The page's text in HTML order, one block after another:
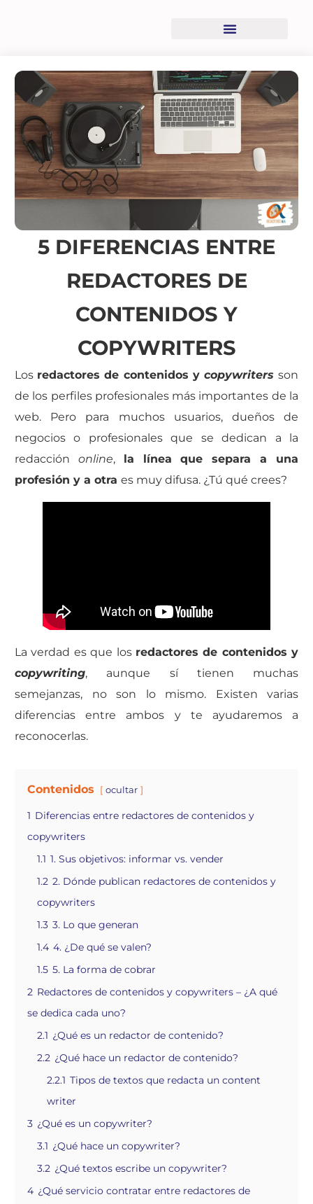
5 DIFERENCIAS ENTRE
REDACTORES DE
CONTENIDOS Y
COPYWRITERS
Los redactores de contenidos y copywriters son
de los perfiles profesionales más importantes de la
web. Pero para muchos usuarios, dueños de
negocios o profesionales que se dedican a la
redacción online,
la línea que separa a una
profesión y a otra es muy difusa. ¿Tú qué crees?
La verdad es que los redactores de contenidos y
copywriting, aunque sí tienen muchas
semejanzas, no son lo mismo. Existen varias
diferencias entre ambos y te ayudaremos a
reconocerlas.
Contenidos ocultar
1 Diferencias entre redactores de contenidos y
copywriters
1.1 1. Sus objetivos: informar vs. vender
1.2 2. Dónde publican redactores de contenidos y
copywriters
1.3 3. Lo que generan
1.4 4. ¿De qué se valen?
1.5 5. La forma de cobrar
2 Redactores de contenidos y copywriters – ¿A qué
se dedica cada uno?
2.1 ¿Qué es un redactor de contenido?
2.2 ¿Qué hace un redactor de contenido?
2.2.1 Tipos de textos que redacta un content
writer
3 ¿Qué es un copywriter?
3.1 ¿Qué hace un copywriter?
3.2 ¿Qué textos escribe un copywriter?
4 ¿Qué servicio contratar entre redactores de